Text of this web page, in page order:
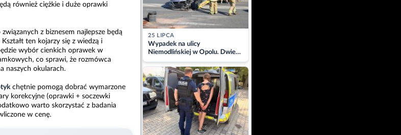
również ciężkie i duże oprawki
z biznesem najlepsze będą
ten kojarzy się z wiedzą i
wybór cienkich oprawek w
co sprawi, że rozmówca
naszych okularach.
chętnie pomogą dobrać wymarzone
korekcyjne (oprawki + soczewki
warto skorzystać z badania
w cenę.
25 LIPCA
Wypadek na ulicy
Niemodlińskiej w Opolu. Dwie
osoby w szpitalu